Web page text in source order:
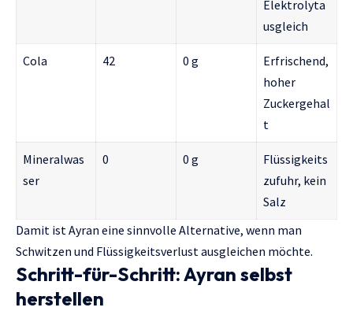
Elektrolyta
usgleich
Cola 42 0 g
Erfrischend,
hoher
Zuckergehal
t
Mineralwas
ser
0 0 g
Flüssigkeits
zufuhr, kein
Salz
Damit ist Ayran eine sinnvolle Alternative, wenn man
Schwitzen und Flüssigkeitsverlust ausgleichen möchte.
Schritt-für-Schritt: Ayran selbst
herstellen